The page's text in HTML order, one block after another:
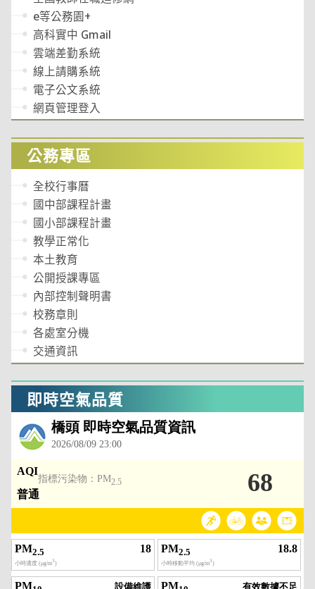
e等公務園+
高科實中 Gmail
雲端差勤系統
線上請購系統
電子公文系統
網頁管理登入
公務專區
全校行事曆
國中部課程計畫
國小部課程計畫
教學正常化
本土教育
公開授課專區
內部控制聲明書
校務章則
各處室分機
交通資訊
即時空氣品質